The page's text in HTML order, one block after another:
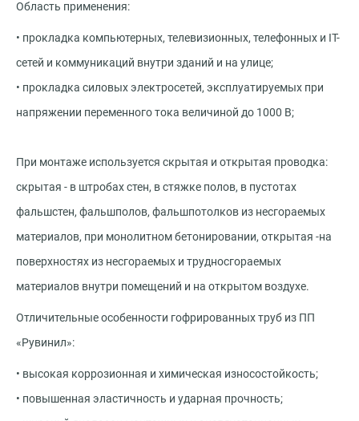
Область применения:
• прокладка компьютерных, телевизионных, телефонных и IT-
сетей и коммуникаций внутри зданий и на улице;
• прокладка силовых электросетей, эксплуатируемых при
напряжении переменного тока величиной до 1000 В;
При монтаже используется скрытая и открытая проводка:
скрытая - в штробах стен, в стяжке полов, в пустотах
фальшстен, фальшполов, фальшпотолков из несгораемых
материалов, при монолитном бетонировании, открытая -на
поверхностях из несгораемых и трудносгораемых
материалов внутри помещений и на открытом воздухе.
Отличительные особенности гофрированных труб из ПП
«Рувинил»:
• высокая коррозионная и химическая износостойкость;
• повышенная эластичность и ударная прочность;